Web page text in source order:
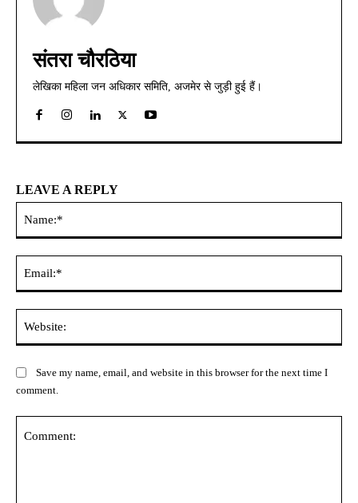
संतरा चौरठिया
लेखिका महिला जन अधिकार समिति, अजमेर से जुड़ी हुई हैं।
LEAVE A REPLY
Save my name, email, and website in this browser for the next time I
comment.